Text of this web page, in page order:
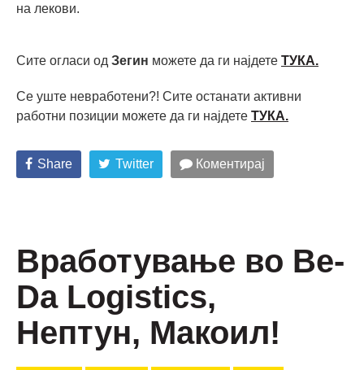
на лекови.
Сите огласи од Зегин можете да ги најдете ТУКА.
Се уште невработени?! Сите останати активни
работни позиции можете да ги најдете ТУКА.
Share Twitter Коментирај
Вработување во Be-
Da Logistics,
Нептун, Макоил!